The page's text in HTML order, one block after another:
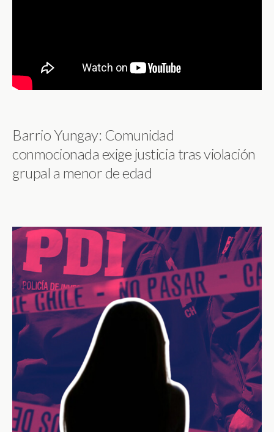
Barrio Yungay: Comunidad
conmocionada exige justicia tras violación
grupal a menor de edad